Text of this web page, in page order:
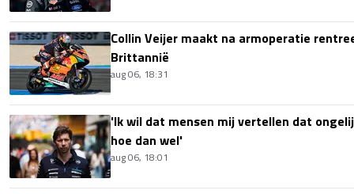
Collin Veijer maakt na armoperatie
Brittannië
aug 06, 18:31
'Ik wil dat mensen mij vertellen dat
hoe dan wel'
aug 06, 18:01